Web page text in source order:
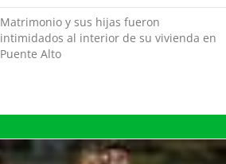
Matrimonio y sus hijas fueron
intimidados al interior de su vivienda en
Puente Alto